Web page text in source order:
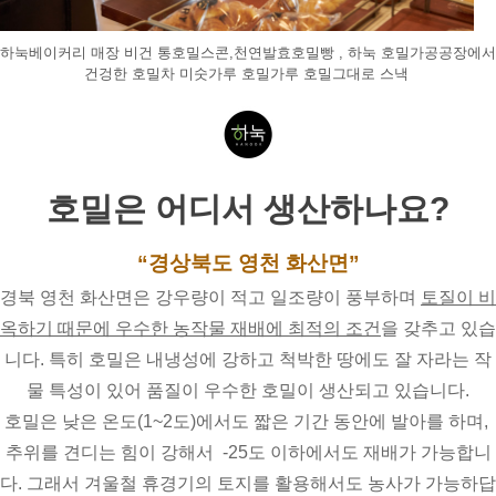
하눅베이커리 매장 비건 통호밀스콘,천연발효호밀빵 , 하눅 호밀가공공장에서
건겅한 호밀차 미숫가루 호밀가루 호밀그대로 스낵
호밀은 어디서 생산하나요?
“경상북도 영천 화산면”
경북 영천 화산면은 강우량이 적고 일조량이 풍부하며 토질이 비
옥하기 때문에 우수한 농작물 재배에 최적의 조건 을 갖추고 있습
니다. 특히 호밀은 내냉성에 강하고 척박한 땅에도 잘 자라는 작
물 특성이 있어 품질이 우수한 호밀이 생산되고 있습니다.
호밀은 낮은 온도(1~2도)에서도 짧은 기간 동안에 발아를 하며,
추위를 견디는 힘이 강해서  -25도 이하에서도 재배가 가능합니
다. 그래서 겨울철 휴경기의 토지를 활용해서도 농사가 가능하답